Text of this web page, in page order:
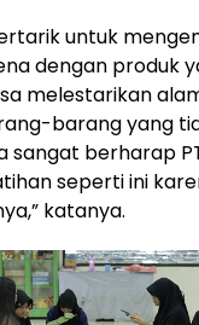
untuk
dengan produk
melestarikan
barang yang
sangat berharap
seperti ini
katanya.